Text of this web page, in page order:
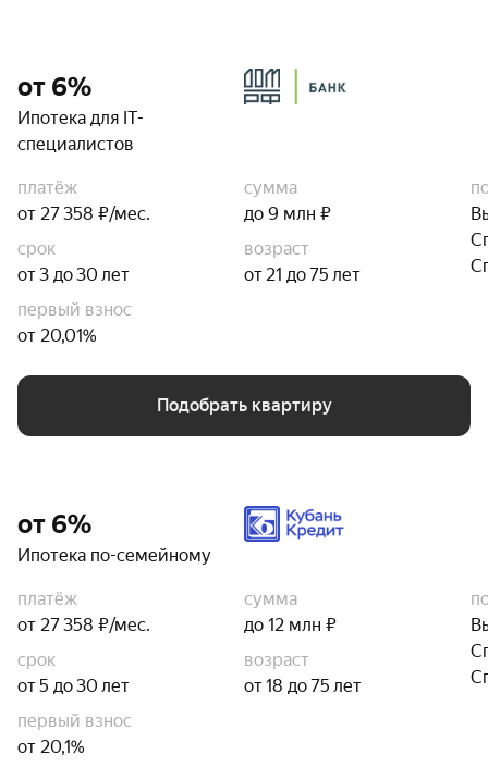
от 6%
Ипотека для IT-
специалистов
платёж
от 27 358 ₽/мес.
сумма
до 9 млн ₽
срок
от 3 до 30 лет
возраст
от 21 до 75 лет
первый взнос
от 20,01%
Подобрать квартиру
от 6%
Ипотека по-семейному
платёж
от 27 358 ₽/мес.
сумма
до 12 млн ₽
срок
от 5 до 30 лет
возраст
от 18 до 75 лет
первый взнос
от 20,1%